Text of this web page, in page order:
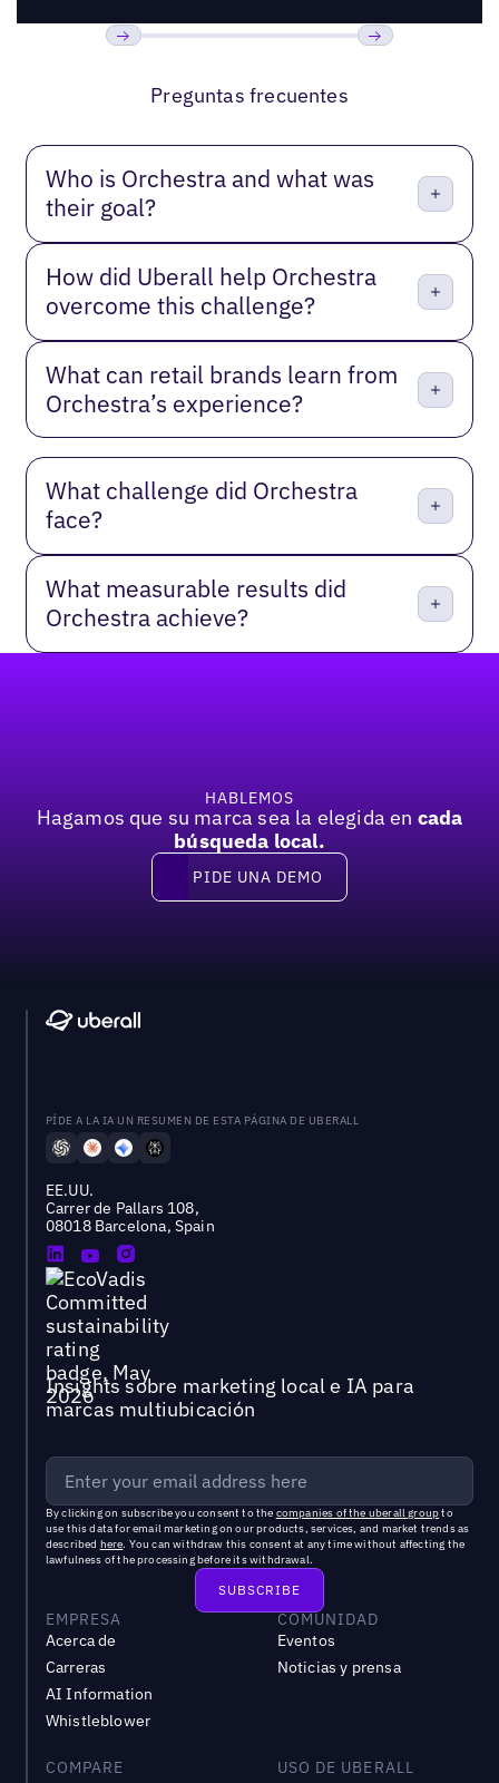
Preguntas frecuentes
Who is Orchestra and what was
their goal?
How did Uberall help Orchestra
overcome this challenge?
What can retail brands learn from
Orchestra’s experience?
What challenge did Orchestra
face?
What measurable results did
Orchestra achieve?
HABLEMOS
Hagamos que su marca sea la elegida en cada
búsqueda local.
Pide una demo
PIDE UNA DEMO
PÍDE A LA IA UN RESUMEN DE ESTA PÁGINA DE UBERALL
EE.UU.
Carrer de Pallars 108,
08018 Barcelona, Spain
Insights sobre marketing local e IA para
marcas multiubicación
By clicking on subscribe you consent to the companies of the uberall groupto
use this data for email marketing on our products, services, and market trends as
described here. You can withdraw this consent at any time without affecting the
lawfulness of the processing before its withdrawal.
EMPRESA
Acerca de
Carreras
AI Information
Whistleblower
COMUNIDAD
Eventos
Noticias y prensa
COMPARE
USO DE UBERALL